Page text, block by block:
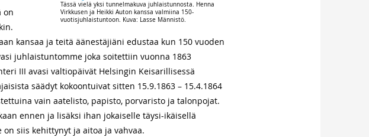
Tässä vielä yksi tunnelmakuva juhlaistunnosta. Henna
Virkkusen ja Heikki Auton kanssa valmiina 150-
vuotisjuhlaistuntoon. Kuva: Lasse Männistö.
on
kansaa ja teitä äänestäjiäni edustaa kun 150 vuoden
juhlaistuntomme joka soitettiin vuonna 1863
III avasi valtiopäivät Helsingin Keisarillisessä
säädyt kokoontuivat sitten 15.9.1863 – 15.4.1864
vain aatelisto, papisto, porvaristo ja talonpojat.
ennen ja lisäksi ihan jokaiselle täysi-ikäisellä
siis kehittynyt ja aitoa ja vahvaa.